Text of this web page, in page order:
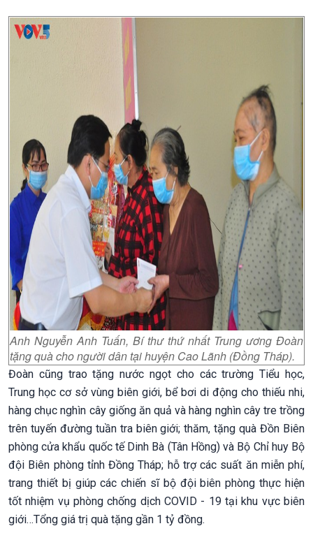
Anh Nguyễn Anh Tuấn, Bí thư thứ nhất Trung ương Đoàn
tặng quà cho người dân tại huyện Cao Lãnh (Đồng Tháp).
Đoàn cũng trao tặng nước ngọt cho các trường Tiểu học,
Trung học cơ sở vùng biên giới, bể bơi di động cho thiếu nhi,
hàng chục nghìn cây giống ăn quả và hàng nghìn cây tre trồng
trên tuyến đường tuần tra biên giới; thăm, tặng quà Đồn Biên
phòng cửa khẩu quốc tế Dinh Bà (Tân Hồng) và Bộ Chỉ huy Bộ
đội Biên phòng tỉnh Đồng Tháp; hỗ trợ các suất ăn miễn phí,
trang thiết bị giúp các chiến sĩ bộ đội biên phòng thực hiện
tốt nhiệm vụ phòng chống dịch COVID - 19 tại khu vực biên
giới…Tổng giá trị quà tặng gần 1 tỷ đồng.